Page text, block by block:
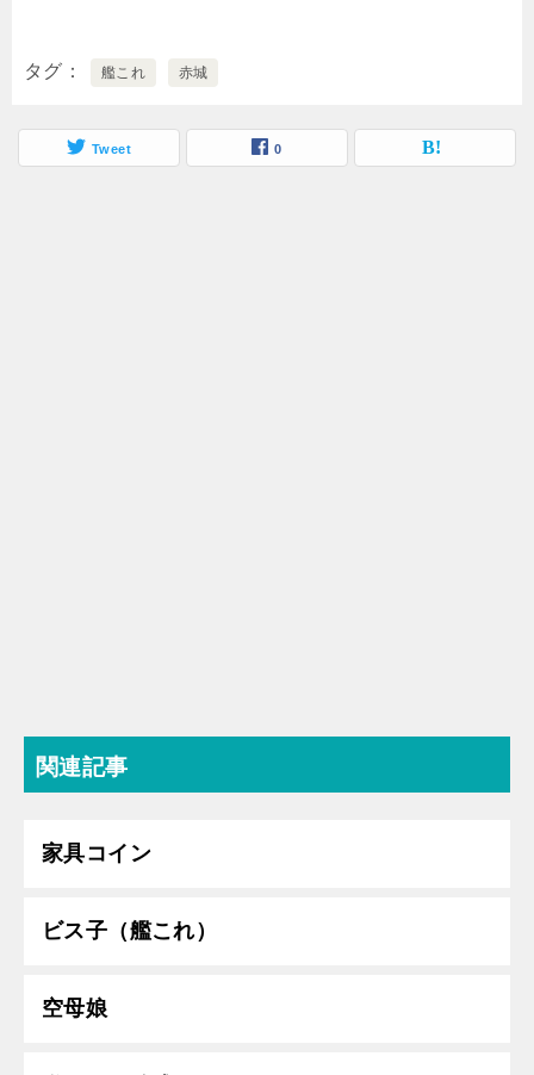
タグ 艦これ 赤城
Tweet 0
関連記事
家具コイン
ビス子（艦これ）
空母娘